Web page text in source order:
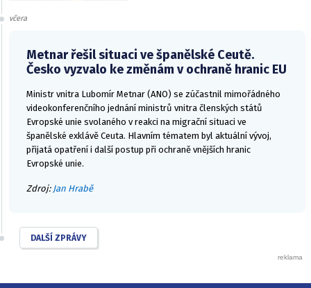
včera
Metnar řešil situaci ve španělské Ceutě.
Česko vyzvalo ke změnám v ochraně hranic EU
Ministr vnitra Lubomír Metnar (ANO) se zúčastnil mimořádného
videokonferenčního jednání ministrů vnitra členských států
Evropské unie svolaného v reakci na migrační situaci ve
španělské exklávě Ceuta. Hlavním tématem byl aktuální vývoj,
přijatá opatření i další postup při ochraně vnějších hranic
Evropské unie.
Zdroj: Jan Hrabě
DALŠÍ ZPRÁVY